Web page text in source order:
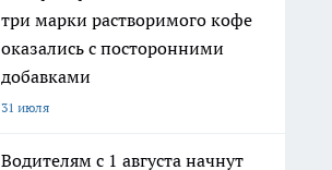
три марки растворимого кофе
оказались с посторонними
добавками
31 июля
Водителям с 1 августа начнут